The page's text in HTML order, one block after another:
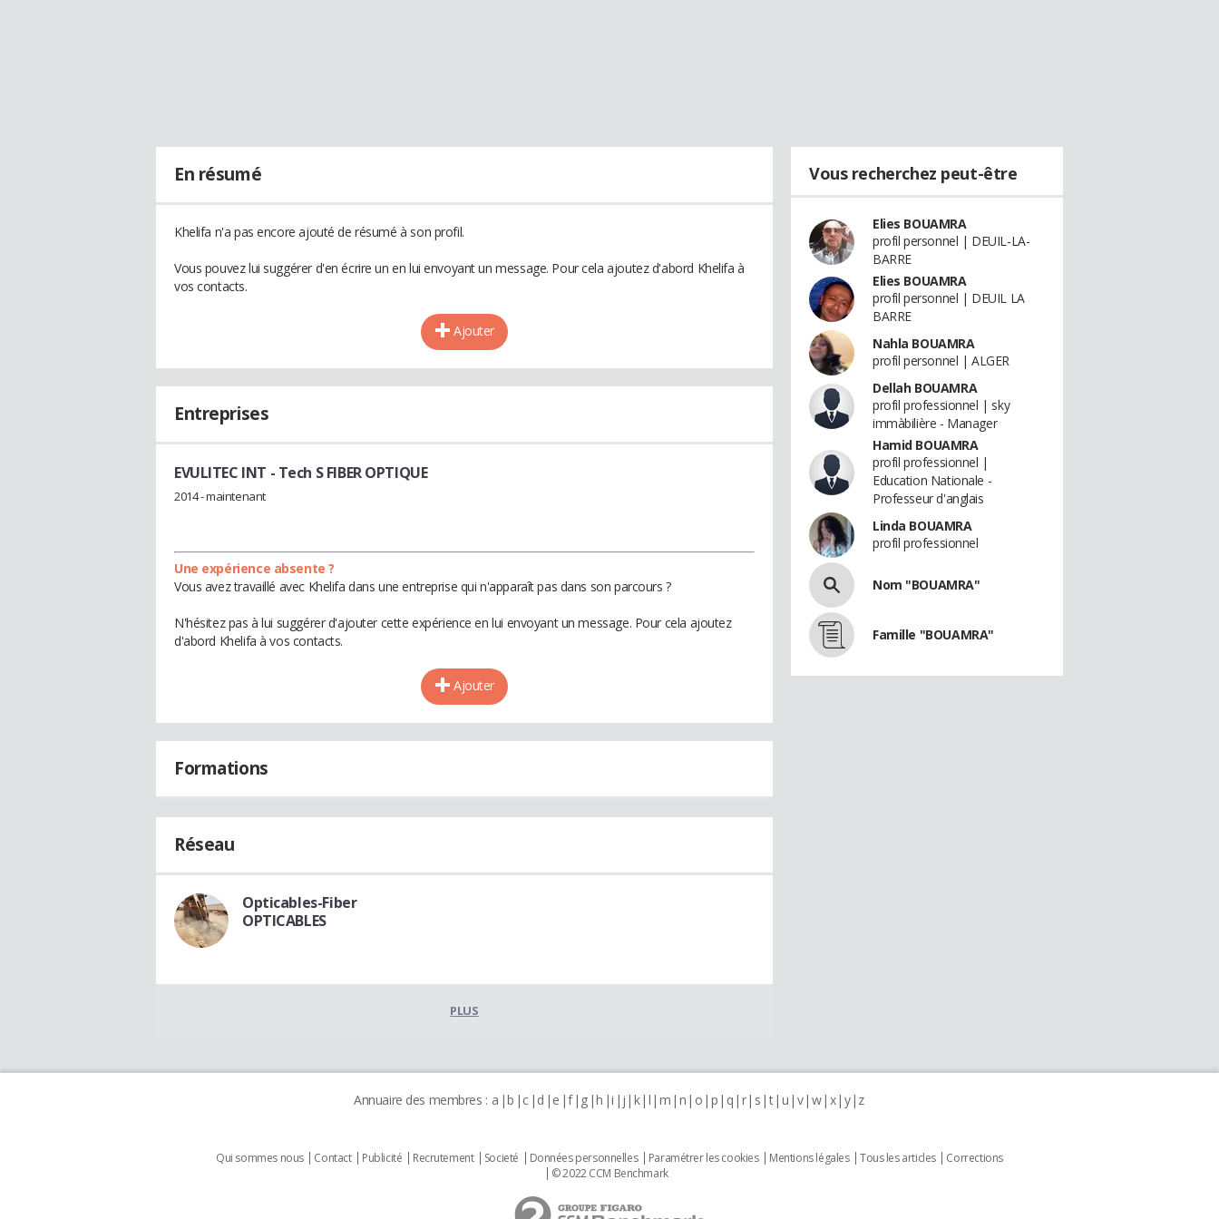
En résumé
Khelifa n'a pas encore ajouté de résumé à son profil.
Vous pouvez lui suggérer d'en écrire un en lui envoyant un message. Pour cela ajoutez d'abord Khelifa à
vos contacts.
Ajouter
Entreprises
EVULITEC INT - Tech S FIBER OPTIQUE
2014 - maintenant
Une expérience absente ?
Vous avez travaillé avec Khelifa dans une entreprise qui n'apparaît pas dans son parcours ?
N'hésitez pas à lui suggérer d'ajouter cette expérience en lui envoyant un message. Pour cela ajoutez
d'abord Khelifa à vos contacts.
Ajouter
Formations
Réseau
Opticables-Fiber
OPTICABLES
PLUS
Vous recherchez peut-être
Elies BOUAMRA
profil personnel | DEUIL-LA-
BARRE
Elies BOUAMRA
profil personnel | DEUIL LA
BARRE
Nahla BOUAMRA
profil personnel | ALGER
Dellah BOUAMRA
profil professionnel | sky
immàbilière - Manager
Hamid BOUAMRA
profil professionnel |
Education Nationale -
Professeur d'anglais
Linda BOUAMRA
profil professionnel
Nom "BOUAMRA"
Famille "BOUAMRA"
Annuaire des membres : a b c d e f g h i j k l m n o p q r s t u v w x y z
Qui sommes nous Contact Publicité Recrutement Societé Données personnelles Paramétrer les cookies Mentions légales Tous les articles
Corrections
© 2022 CCM Benchmark